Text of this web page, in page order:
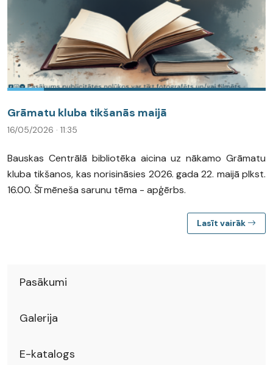
Pasākumi
Galerija
E-katalogs
Grāmatu kluba tikšanās maijā
16/05/2026 · 11:35
Bauskas Centrālā bibliotēka aicina uz nākamo Grāmatu
kluba tikšanos, kas norisināsies 2026. gada 22. maijā plkst.
16.00. Šī mēneša sarunu tēma - apģērbs.
Lasīt vairāk